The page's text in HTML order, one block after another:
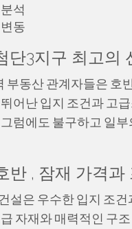
석
동
단3지구 최고의
부동산 관계자들은 호
어난 입지 조건과 고
럼에도 불구하고 일
반 , 잠재 가격과
설은 우수한 입지 조
자재와 매력적인 구